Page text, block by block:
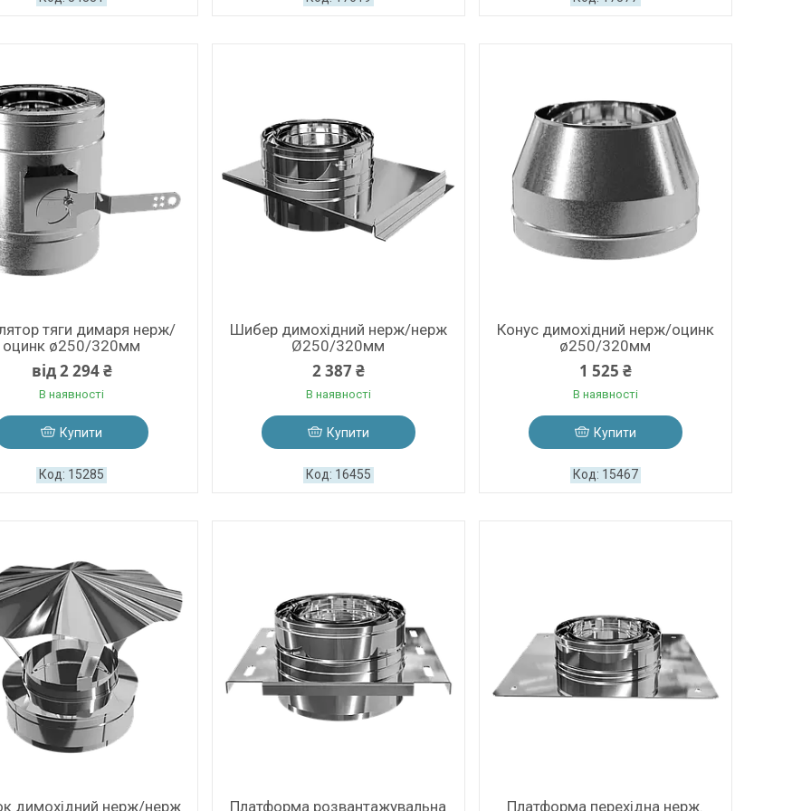
тяги димаря нерж/
оцинк ø250/320мм
від 2 294 ₴
В наявності
Купити
15285
Шибер димохідний нерж/нерж
Ø250/320мм
2 387 ₴
В наявності
Купити
16455
Конус димохідний нерж/оцинк
ø250/320мм
1 525 ₴
В наявності
Купити
15467
димохідний нерж/нерж Платформа розвантажувальна Платформа перехідна нерж.